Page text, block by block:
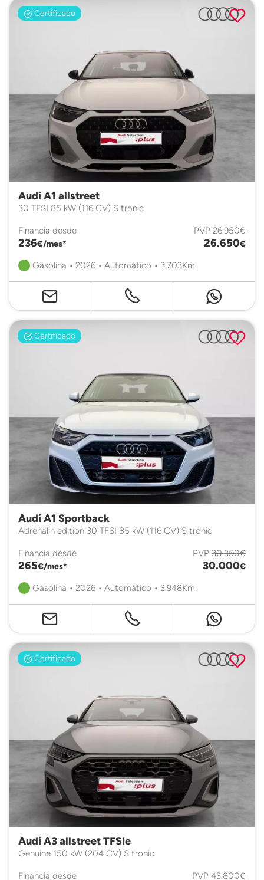
Certificado
Audi A1 allstreet
30 TFSI 85 kW (116 CV) S tronic
Financia desde
236€/mes*
PVP 26.950€
26.650€
Gasolina • 2026 • Automático • 3.703Km.
Certificado
Audi A1 Sportback
Adrenalin edition 30 TFSI 85 kW (116 CV) S tronic
Financia desde
265€/mes*
PVP 30.350€
30.000€
Gasolina • 2026 • Automático • 3.948Km.
Certificado
Audi A3 allstreet TFSIe
Genuine 150 kW (204 CV) S tronic
Financia desde
PVP 43.800€